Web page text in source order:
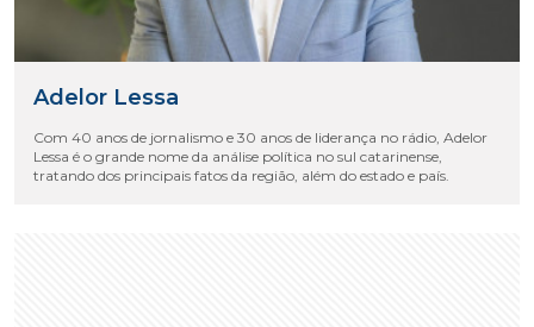
Adelor Lessa
Com 40 anos de jornalismo e 30 anos de liderança no rádio, Adelor
Lessa é o grande nome da análise política no sul catarinense,
tratando dos principais fatos da região, além do estado e país.